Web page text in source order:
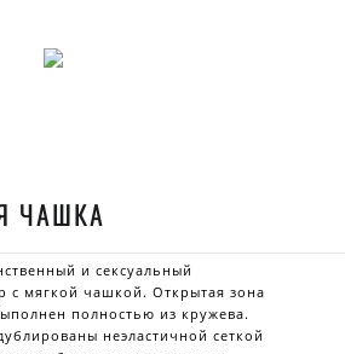
ЧАШКА
и сексуальный
с мягкой чашкой. Открытая зона
полностью из кружева.
неэластичной сеткой